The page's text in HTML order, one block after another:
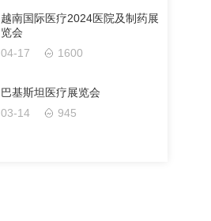
越南国际医疗2024医院及制药展
览会
04-17
1600
巴基斯坦医疗展览会
03-14
945